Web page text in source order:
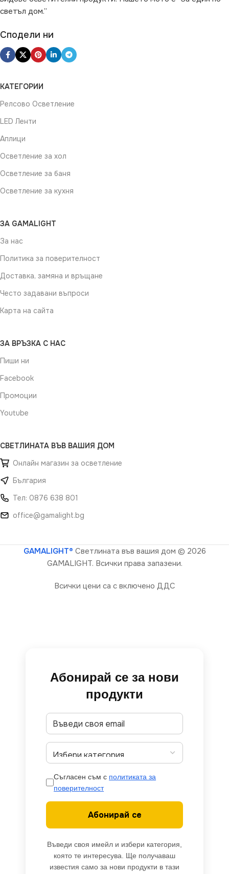
светъл дом.”
Сподели ни
КАТЕГОРИИ
Релсово Осветление
LED Ленти
Аплици
Осветление за хол
Осветление за баня
Осветление за кухня
ЗА GAMALIGHT
За нас
Политика за поверителност
Доставка, замяна и връщане
Често задавани въпроси
Карта на сайта
ЗА ВРЪЗКА С НАС
Пиши ни
Facebook
Промоции
Youtube
СВЕТЛИНАТА ВЪВ ВАШИЯ ДОМ
Онлайн магазин за осветление
България
Тел: 0876 638 801
office@gamalight.bg
GAMALIGHT® Светлината във вашия дом © 2026
GAMALIGHT. Всички права запазени.
Всички цени са с включено ДДС
Абонирай се за нови
продукти
Съгласен съм с политиката за
поверителност
Абонирай се
Въведи своя имейл и избери категория,
която те интересува. Ще получаваш
известия само за нови продукти в тази